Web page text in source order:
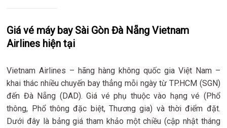
Giá vé máy bay Sài Gòn Đà Nẵng Vietnam
Airlines hiện tại
Vietnam Airlines – hãng hàng không quốc gia Việt Nam –
khai thác nhiều chuyến bay thẳng mỗi ngày từ TP.HCM (SGN)
đến Đà Nẵng (DAD). Giá vé phụ thuộc vào hạng vé (Phổ
thông, Phổ thông đặc biệt, Thương gia) và thời điểm đặt.
Dưới đây là bảng giá tham khảo một chiều (cập nhật tháng